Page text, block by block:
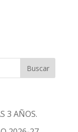
3 AÑOS.